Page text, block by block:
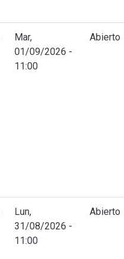
Mar,
01/09/2026 -
11:00
Abierto
Lun,
31/08/2026 -
11:00
Abierto